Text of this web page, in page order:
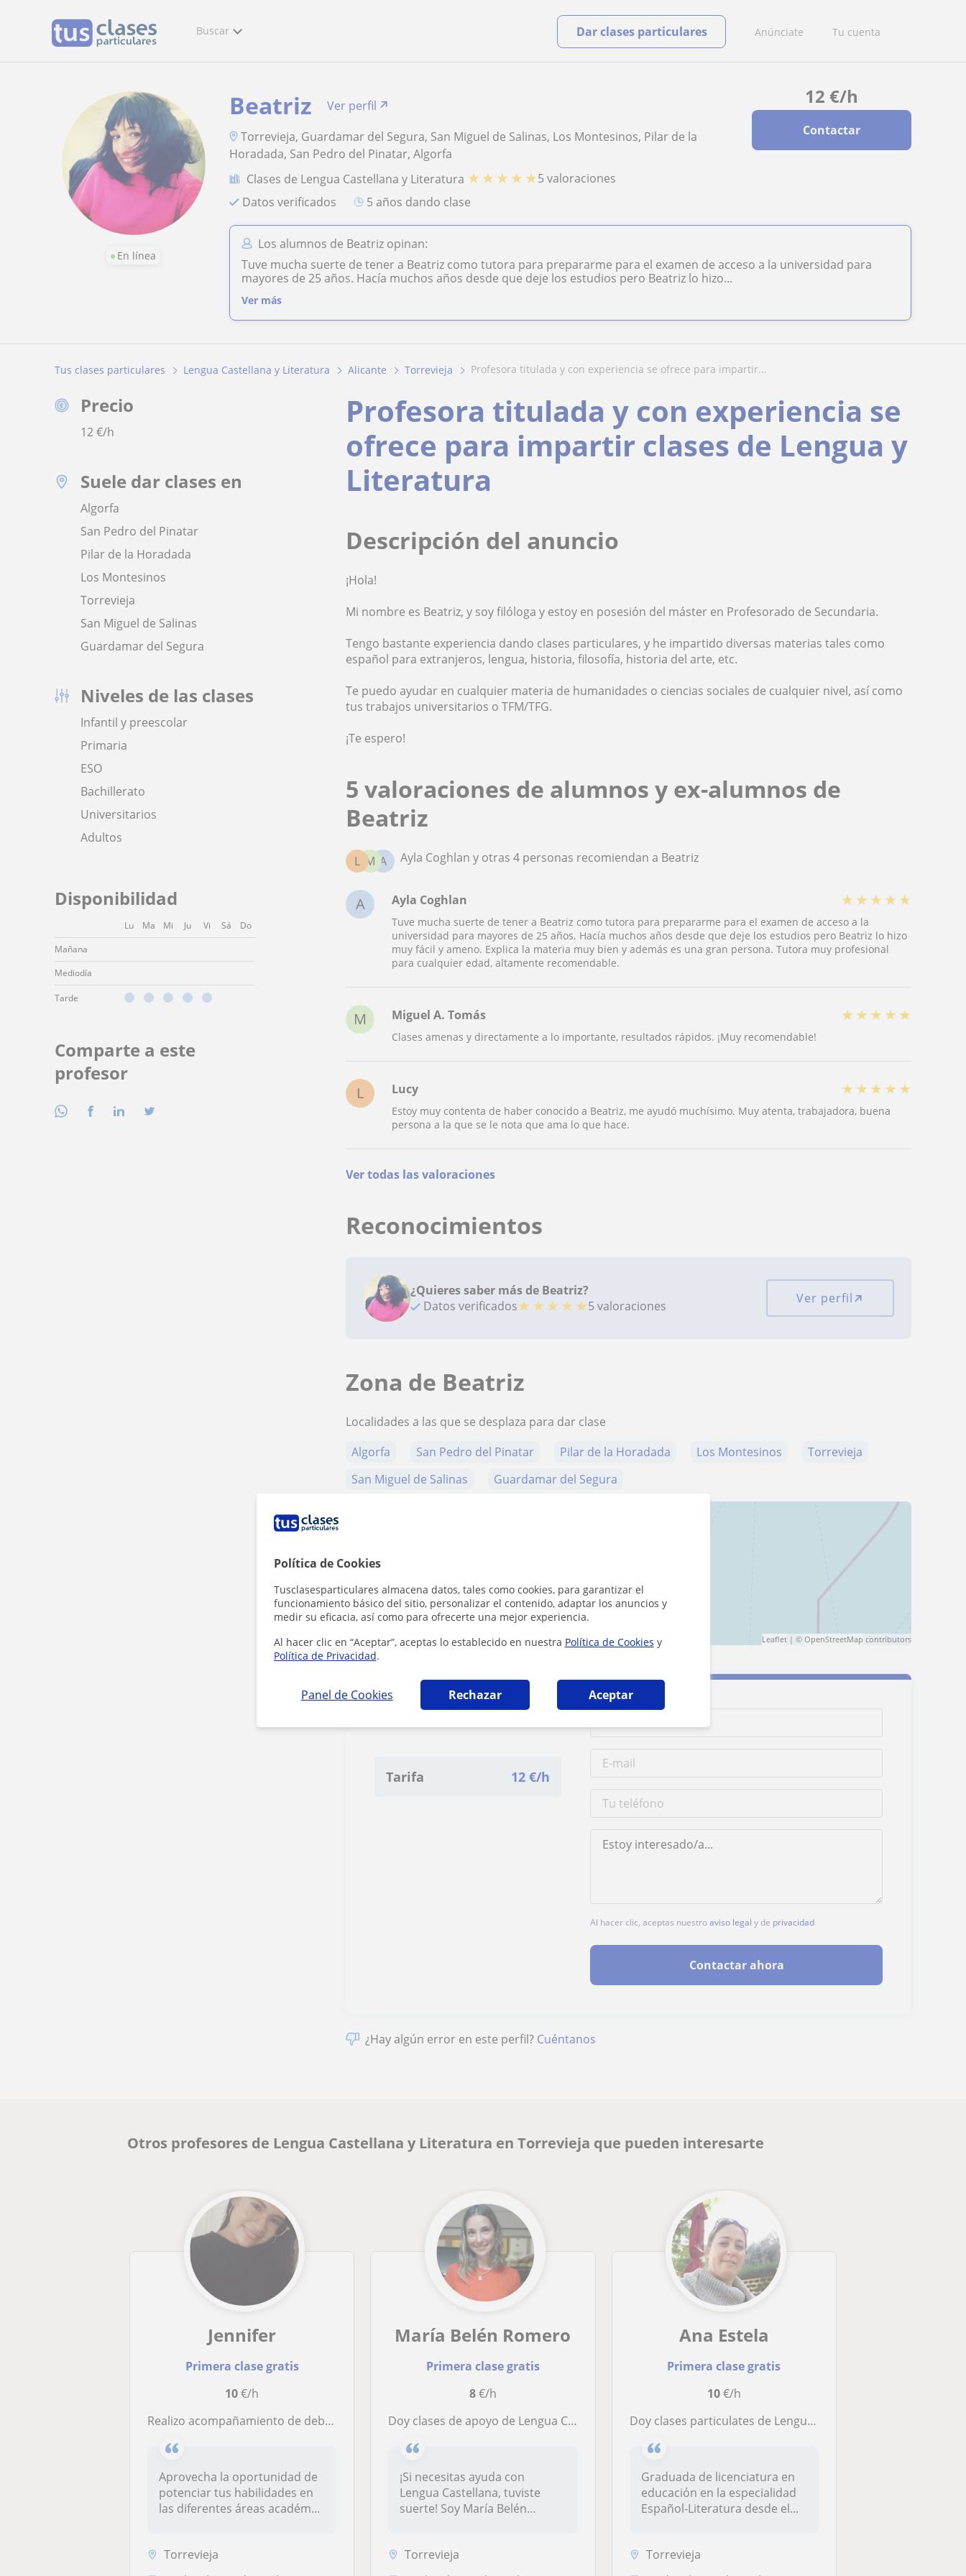
Política de Cookies
Tusclasesparticulares almacena datos, tales como cookies, para garantizar el
funcionamiento básico del sitio, personalizar el contenido, adaptar los anuncios y
medir su eficacia, así como para ofrecerte una mejor experiencia.
Al hacer clic en “Aceptar”, aceptas lo establecido en nuestra Política de Cookies y
Política de Privacidad.
Panel de Cookies Rechazar Aceptar
Buscar Anúnciate Tu cuenta
Dar clases particulares
En línea
12 €/h
Contactar
Beatriz
Ver perfil
Torrevieja, Guardamar del Segura, San Miguel de Salinas, Los Montesinos, Pilar de la
Horadada, San Pedro del Pinatar, Algorfa
Clases de Lengua Castellana y Literatura ★ ★ ★ ★ ★5 valoraciones
Datos verificados
5 años dando clase
Los alumnos de Beatriz opinan:
Tuve mucha suerte de tener a Beatriz como tutora para prepararme para el examen de acceso a la universidad para
mayores de 25 años. Hacía muchos años desde que deje los estudios pero Beatriz lo hizo...
Ver más
Tus clases particulares Lengua Castellana y Literatura Alicante Torrevieja profesora titulada y con experiencia se ofrece para impartir...
Precio
12€/h
Suele dar clases en
Algorfa
San Pedro del Pinatar
Pilar de la Horadada
Los Montesinos
Torrevieja
San Miguel de Salinas
Guardamar del Segura
Niveles de las clases
Infantil y preescolar
Primaria
ESO
Bachillerato
Universitarios
Adultos
Disponibilidad
Lu Ma Mi Ju Vi Sá
Do
Mañana
Mediodía
Tarde
Comparte a este
profesor
Profesora titulada y con experiencia se
ofrece para impartir clases de Lengua y
Literatura
Descripción del anuncio
¡Hola!
Mi nombre es Beatriz, y soy filóloga y estoy en posesión del máster en Profesorado de Secundaria.
Tengo bastante experiencia dando clases particulares, y he impartido diversas materias tales como
español para extranjeros, lengua, historia, filosofía, historia del arte, etc.
Te puedo ayudar en cualquier materia de humanidades o ciencias sociales de cualquier nivel, así como
tus trabajos universitarios o TFM/TFG.
¡Te espero!
5 valoraciones de alumnos y ex-alumnos de
Beatriz
A
M
L Ayla Coghlan y otras 4 personas recomiendan a Beatriz
A Ayla Coghlan ★ ★ ★ ★ ★
Tuve mucha suerte de tener a Beatriz como tutora para prepararme para el examen de acceso a la
universidad para mayores de 25 años. Hacía muchos años desde que deje los estudios pero Beatriz lo hizo
muy fácil y ameno. Explica la materia muy bien y además es una gran persona. Tutora muy profesional
para cualquier edad, altamente recomendable.
M Miguel A. Tomás ★ ★ ★ ★ ★
Clases amenas y directamente a lo importante, resultados rápidos. ¡Muy recomendable!
L Lucy ★ ★ ★ ★ ★
Estoy muy contenta de haber conocido a Beatriz, me ayudó muchísimo. Muy atenta, trabajadora, buena
persona a la que se le nota que ama lo que hace.
Ver todas las valoraciones
Reconocimientos
¿Quieres saber más de Beatriz?
Datos verificados★ ★ ★ ★ ★5 valoraciones Ver perfil
Zona de Beatriz
Localidades a las que se desplaza para dar clase
Algorfa
San Pedro del Pinatar Pilar de la Horadada Los Montesinos
Torrevieja
San Miguel de Salinas
Guardamar del Segura
5 mi
Leaflet| © OpenStreetMap contributors
Tarifa 12 €/h
Al hacer clic, aceptas nuestroaviso legal y de privacidad
Contactar ahora
¿Hay algún error en este perfil? Cuéntanos
Otros profesores de Lengua Castellana y Literatura en Torrevieja que pueden interesarte
Jennifer
Primera clase gratis
10€/h
Realizo acompañamiento de deberes, exámenes, áreas en más distintas áreas para todos los grados a muy buenos precios
Aprovecha la oportunidad de
potenciar tus habilidades en
las diferentes áreas académ...
Torrevieja
María Belén Romero
Primera clase gratis
8€/h
Doy clases de apoyo de Lengua Castellana
¡Si necesitas ayuda con
Lengua Castellana, tuviste
suerte! Soy María Belén
Torrevieja
Ana Estela
Primera clase gratis
10€/h
Doy clases particulates de Lengua Castellana y Literarura
Graduada de licenciatura en
educación en la especialidad
Español-Literatura desde el...
Torrevieja